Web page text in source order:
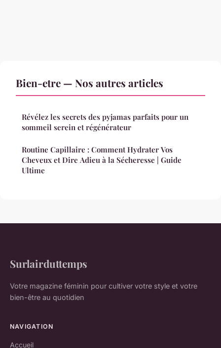
Bien-etre — Nos autres articles
Révélez les secrets des pyjamas parfaits pour un
sommeil serein et régénérateur
Routine Capillaire : Comment Hydrater Vos
Cheveux et Dire Adieu à la Sécheresse | Guide
Ultime
Surlairduttemps
Votre magazine féminin pour cultiver votre style et votre
bien-être au quotidien
NAVIGATION
Accueil